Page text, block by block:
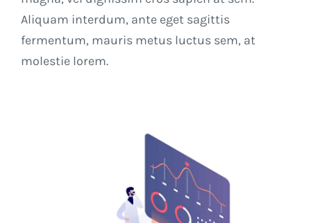
Aliquam interdum, ante eget sagittis
fermentum, mauris metus luctus sem, at
molestie lorem.